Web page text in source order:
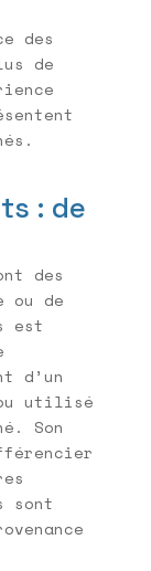
des
de
: de
des
ou de
est
d’un
utilisé
Son
sont